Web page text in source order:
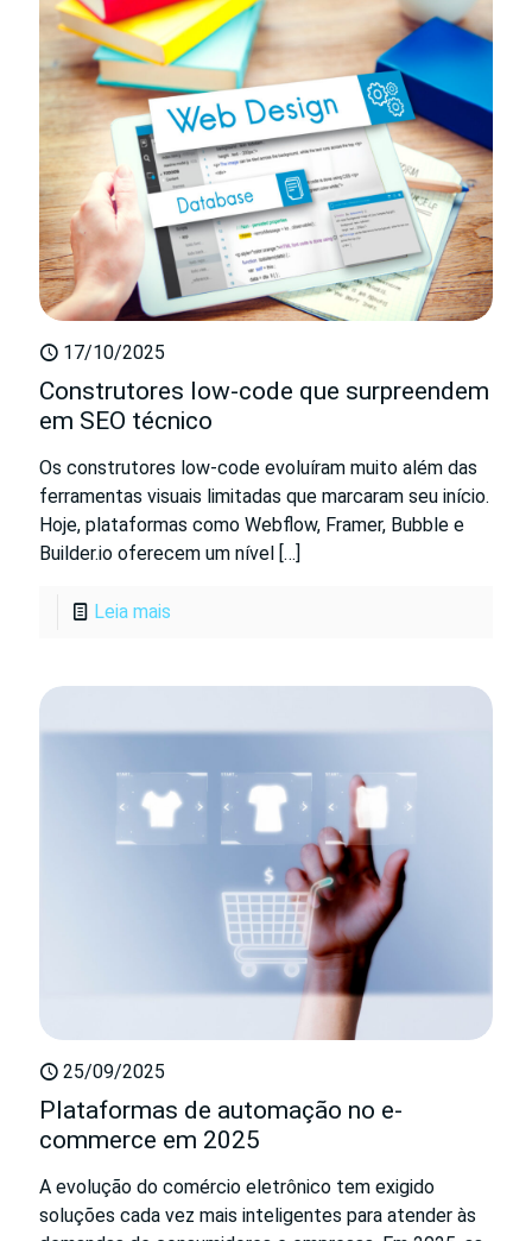
17/10/2025
Construtores low-code que surpreendem
em SEO técnico
Os construtores low-code evoluíram muito além das
ferramentas visuais limitadas que marcaram seu início.
Hoje, plataformas como Webflow, Framer, Bubble e
Builder.io oferecem um nível […]
Leia mais
25/09/2025
Plataformas de automação no e-
commerce em 2025
A evolução do comércio eletrônico tem exigido
soluções cada vez mais inteligentes para atender às